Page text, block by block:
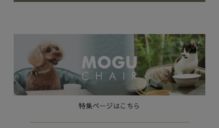
特集ページはこちら